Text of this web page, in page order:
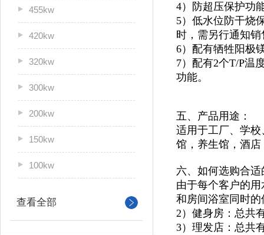
455kw
420kw
320kw
300kw
200kw
150kw
100kw
查看全部
4）防超压保护功
5）低水位防干烧
时，需另行通知
6）配有牺牲阳极
7）配有2个T/P温
功能。
五、产品用途：
适用于工厂、学
馆， 养生馆，酒
六、如何选购合
由于每个客户的
和房间浴室同时的
2）健身房：总共
3）理发店：总共